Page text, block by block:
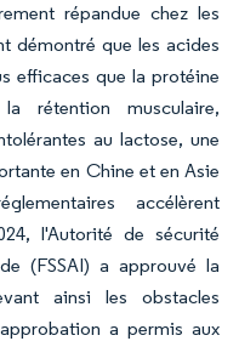
répandue chez les
démontré que les acides
efficaces que la protéine
rétention musculaire,
au lactose, une
en Chine et en Asie
accélèrent
l'Autorité de sécurité
(FSSAI) a approuvé la
ainsi les obstacles
a permis aux